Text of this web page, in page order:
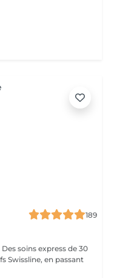
189
soins express de 30
Swissline, en passant